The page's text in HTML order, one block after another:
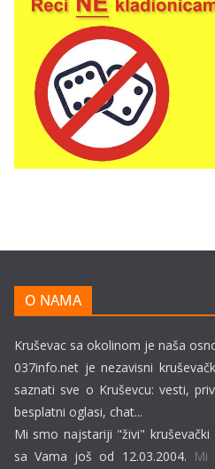
O NAMA
Kruševac sa okolinom je naša
037info.net je nezavisni
saznati sve o Kruševcu: vesti,
besplatni oglasi, chat...
Mi smo najstariji "živi"
sa Vama još od 12.03.2004. Mi